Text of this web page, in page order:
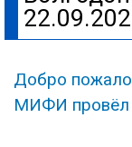
Добро
МИФИ провёл